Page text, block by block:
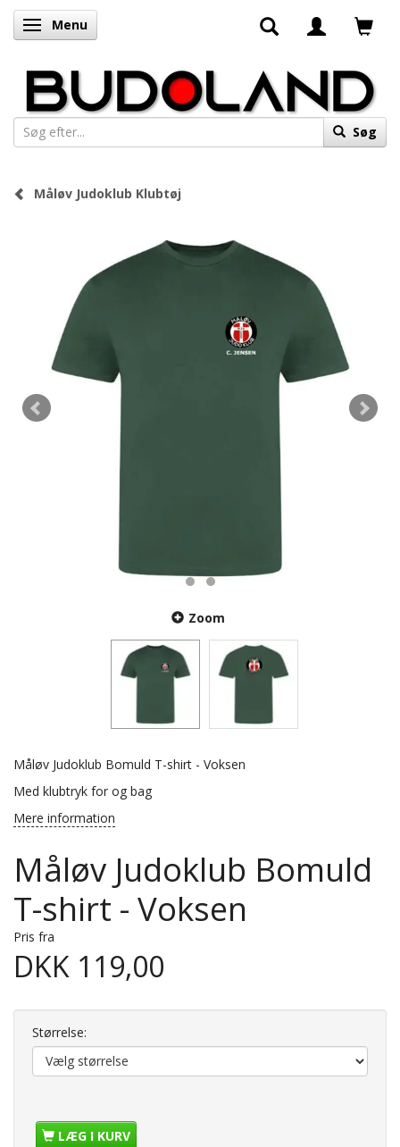
Skifte navigation
Menu
Søg
Måløv Judoklub Klubtøj
Zoom
Måløv Judoklub Bomuld T-shirt - Voksen
Med klubtryk for og bag
Mere information
Måløv Judoklub Bomuld
T-shirt - Voksen
Pris fra
DKK 119,00
Størrelse:
LÆG I KURV